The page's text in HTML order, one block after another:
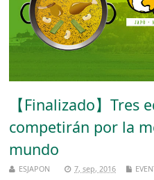
【Finalizado】Tres
competirán por la
mundo
ESJAPON 7, sep, 2016